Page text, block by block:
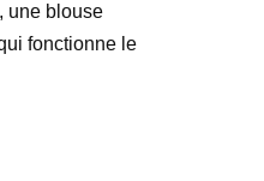
une blouse
fonctionne le